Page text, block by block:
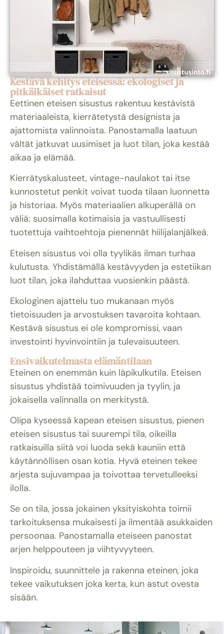
Kestävä kehitys eteisessä: ekologiset ja
pitkäikäiset ratkaisut
Eettinen eteisen sisustus rakentuu kestävistä
materiaaleista, kierrätetystä designista ja
ajattomista valinnoista. Panostamalla laatuun
vältät jatkuvat uusimiset ja luot tilan, joka kestää
aikaa ja elämää.
Kierrätyskalusteet, vintage-naulakot tai itse
kunnostetut penkit voivat tuoda tilaan luonnetta
ja historiaa. Myös materiaalien alkuperällä on
väliä: suosimalla kotimaisia ja vastuullisesti
tuotettuja vaihtoehtoja pienennät hiilijalanjälkeä.
Eteisen sisustus voi olla tyylikäs ilman turhaa
kulutusta. Yhdistämällä kestävyyden ja estetiikan
luot tilan, joka ilahduttaa vuosienkin päästä.
Ekologinen ajattelu tuo mukanaan myös
tietoisuuden ja arvostuksen tavaroita kohtaan.
Kestävä sisustus ei ole kompromissi, vaan
investointi hyvinvointiin ja tulevaisuuteen.
Ensivaikutelmasta elämäntilaan
Eteinen on enemmän kuin läpikulkutila. Eteisen
sisustus yhdistää toimivuuden ja tyylin, ja
jokaisella valinnalla on merkitystä.
Olipa kyseessä kapean eteisen sisustus, pienen
eteisen sisustus tai suurempi tila, oikeilla
ratkaisuilla siitä voi luoda sekä kauniin että
käytännöllisen osan kotia. Hyvä eteinen tekee
arjesta sujuvampaa ja toivottaa tervetulleeksi
ilolla.
Se on tila, jossa jokainen yksityiskohta toimii
tarkoituksensa mukaisesti ja ilmentää asukkaiden
persoonaa. Panostamalla eteiseen panostat
arjen helppouteen ja viihtyvyyteen.
Inspiroidu, suunnittele ja rakenna eteinen, joka
tekee vaikutuksen joka kerta, kun astut ovesta
sisään.